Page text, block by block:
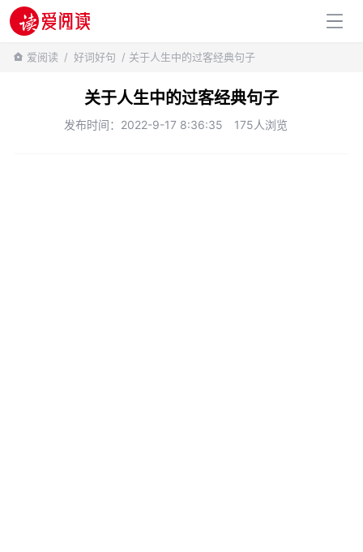
百科知识
爱阅读 / 好词好句 / 关于人生中的过客经典句子
关于人生中的过客经典句子
发布时间：2022-9-17 8:36:35 175人浏览